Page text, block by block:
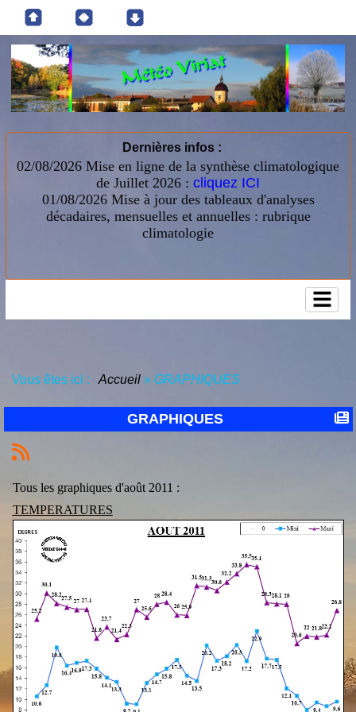
Dernières infos :
02/08/2026 Mise en ligne de la synthèse climatologique
de Juillet 2026 : cliquez ICI
01/08/2026 Mise à jour des tableaux d'analyses
décadaires, mensuelles et annuelles : rubrique
climatologie
Vous êtes ici : Accueil » GRAPHIQUES
GRAPHIQUES
Tous les graphiques d'août 2011 :
TEMPERATURES